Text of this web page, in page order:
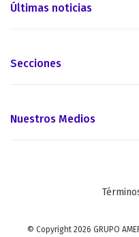
Últimas noticias
Secciones
Nuestros Medios
© Copyright 2026 GRUPO